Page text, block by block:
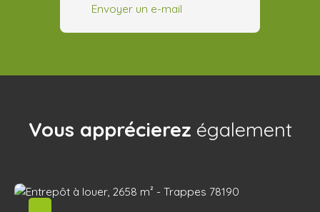
Envoyer un e-mail
Vous apprécierez également